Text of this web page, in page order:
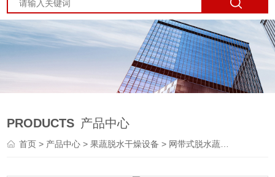
PRODUCTS 产品中心
首页> 产品中心 >果蔬脱水干燥设备 > 网带式脱水蔬菜干燥机